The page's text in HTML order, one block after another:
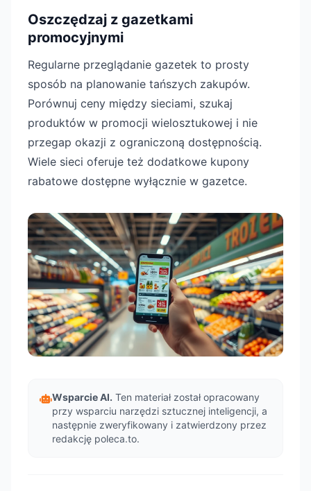
Oszczędzaj z gazetkami
promocyjnymi
Regularne przeglądanie gazetek to prosty
sposób na planowanie tańszych zakupów.
Porównuj ceny między sieciami, szukaj
produktów w promocji wielosztukowej i nie
przegap okazji z ograniczoną dostępnością.
Wiele sieci oferuje też dodatkowe kupony
rabatowe dostępne wyłącznie w gazetce.
Wsparcie AI. Ten materiał został opracowany
przy wsparciu narzędzi sztucznej inteligencji, a
następnie zweryfikowany i zatwierdzony przez
redakcję poleca.to.